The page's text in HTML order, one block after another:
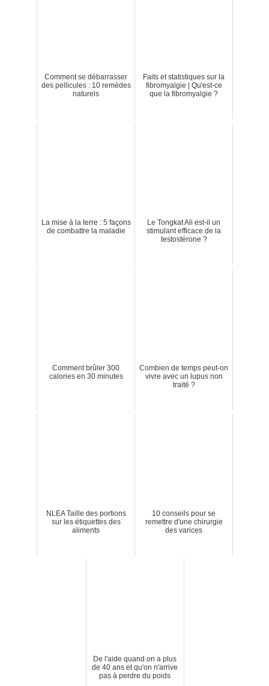
Comment se débarrasser
des pellicules : 10 remèdes
naturels
Faits et statistiques sur la
fibromyalgie | Qu'est-ce
que la fibromyalgie ?
La mise à la terre : 5 façons
de combattre la maladie
Le Tongkat Ali est-il un
stimulant efficace de la
testostérone ?
Comment brûler 300
calories en 30 minutes
Combien de temps peut-on
vivre avec un lupus non
traité ?
NLEA Taille des portions
sur les étiquettes des
aliments
10 conseils pour se
remettre d'une chirurgie
des varices
De l'aide quand on a plus
de 40 ans et qu'on n'arrive
pas à perdre du poids